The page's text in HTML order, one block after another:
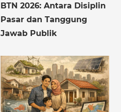
BTN 2026: Antara Disiplin
Pasar dan Tanggung
Jawab Publik